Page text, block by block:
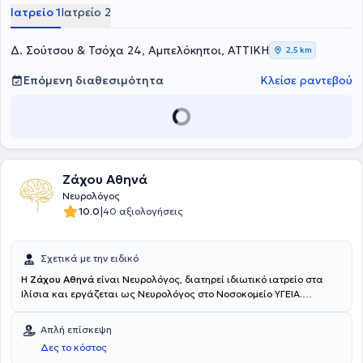
Ιατρείο 1Ιατρείο 2
Δ. Σούτσου & Τσόχα 24, Αμπελόκηποι, ΑΤΤΙΚΗ 2,5 km
Επόμενη διαθεσιμότητα Κλείσε ραντεβού
Ζάχου Αθηνά
Νευρολόγος
10.0|40 αξιολογήσεις
Σχετικά με την ειδικό
Η Ζάχου Αθηνά είναι Νευρολόγος, διατηρεί ιδιωτικό ιατρείο στα
Ιλίσια και εργάζεται ως Νευρολόγος στο Νοσοκομείο ΥΓΕΙΑ.
Ειδικό Ιατρείο "Ιλίγγου και Διαταραχών Ισορροπίας" και στο
Ιατρείο αντιμετώπισης παθήσεων με εγχύσεις βοτουλινικής τοξίνης
της Α’ Νευρολογικής Κλινικής του Πανεπιστημίου Αθηνών στο
Απλή επίσκεψη
Δες το κόστος